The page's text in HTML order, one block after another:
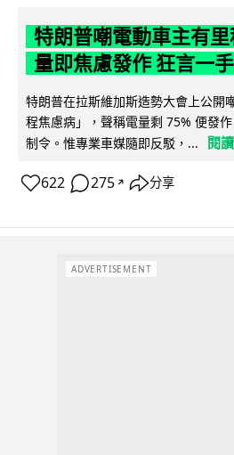
特朗普嘲電動車主有
量即焦慮發作 狂言一
特朗普在拉斯維加斯造勢大會上公開
程焦慮病」，聲稱電量剩 75% 便發
制令。惟專業車媒隨即反駁，...
閱
622 275 ↗ 分享
ADVERTISEMENT